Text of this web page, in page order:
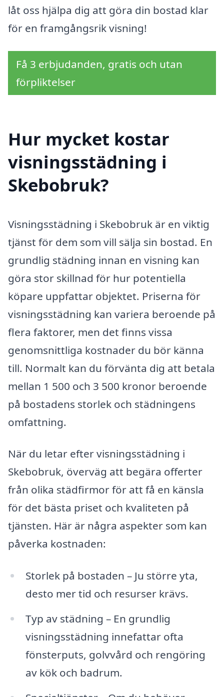
låt oss hjälpa dig att göra din bostad klar
för en framgångsrik visning!
Få 3 erbjudanden, gratis och utan
förpliktelser
Hur mycket kostar
visningsstädning i
Skebobruk?
Visningsstädning i Skebobruk är en viktig
tjänst för dem som vill sälja sin bostad. En
grundlig städning innan en visning kan
göra stor skillnad för hur potentiella
köpare uppfattar objektet. Priserna för
visningsstädning kan variera beroende på
flera faktorer, men det finns vissa
genomsnittliga kostnader du bör känna
till. Normalt kan du förvänta dig att betala
mellan 1 500 och 3 500 kronor beroende
på bostadens storlek och städningens
omfattning.
När du letar efter visningsstädning i
Skebobruk, överväg att begära offerter
från olika städfirmor för att få en känsla
för det bästa priset och kvaliteten på
tjänsten. Här är några aspekter som kan
påverka kostnaden:
Storlek på bostaden – Ju större yta,
desto mer tid och resurser krävs.
Typ av städning – En grundlig
visningsstädning innefattar ofta
fönsterputs, golvvård och rengöring
av kök och badrum.